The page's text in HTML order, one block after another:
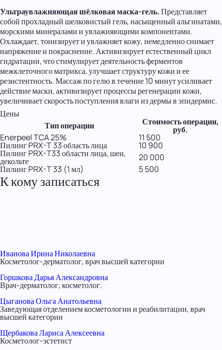
Ультраувлажняющая шёлковая маска-гель.Представляет
собой прохладный шелковистый гель, насыщенный альгинатами,
морскими минералами и увлажняющими компонентами.
Охлаждает, тонизирует и увлажняет кожу, немедленно снимает
напряжение и покраснение. Активизирует естественный цикл
гидратации, что стимулирует деятельность ферментов
межклеточного матрикса, улучшает структуру кожи и ее
резистентность. Массаж по гелю в течение 10 минут усиливает
действие маски, активизирует процессы регенерации кожи,
увеличивает скорость поступления влаги из дермы в эпидермис.
Цены
Тип операции
Стоимость операции,
руб.
Enerpeel TCA 25% 11 500
Пилинг PRX-T 33 область лица 10 900
Пилинг PRX-T33 области лица, шеи,
декольте
20 000
Пилинг PRX-T 33 (1 мл)
5 500
К кому записаться
Иванова Ирина Николаевна
Косметолог-дерматолог, врач высшей категории
Горшкова Дарья Александровна
Врач-дерматолог, косметолог.
Цыганова Ольга Анатольевна
Заведующая отделением косметологии и реабилитации, врач
высшей категории
Щербакова Лариса Алексеевна
Косметолог-эстетист